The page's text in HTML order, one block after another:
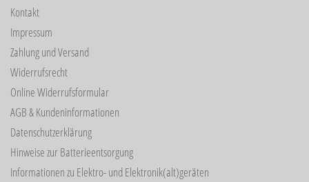
Kontakt
Impressum
Zahlung und Versand
Widerrufsrecht
Online Widerrufsformular
AGB & Kundeninformationen
Datenschutzerklärung
Hinweise zur Batterieentsorgung
Informationen zu Elektro- und Elektronik(alt)geräten